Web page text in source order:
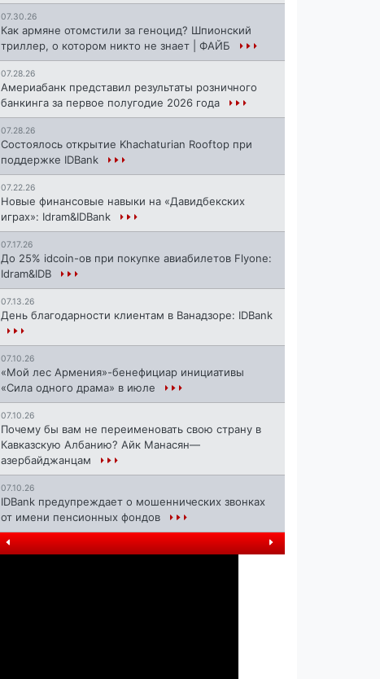
07.30.26
Как армяне отомстили за геноцид? Шпионский
триллер, о котором никто не знает | ФАЙБ
07.28.26
Америабанк представил результаты розничного
банкинга за первое полугодие 2026 года
07.28.26
Состоялось открытие Khachaturian Rooftop при
поддержке IDBank
07.22.26
Новые финансовые навыки на «Давидбекских
играх»: Idram&IDBank
07.17.26
До 25% idcoin-ов при покупке авиабилетов Flyone:
Idram&IDB
07.13.26
День благодарности клиентам в Ванадзоре: IDBank
07.10.26
«Мой лес Армения»-бенефициар инициативы
«Сила одного драма» в июле
07.10.26
Почему бы вам не переименовать свою страну в
Кавказскую Албанию? Айк Манасян—
азербайджанцам
07.10.26
IDBank предупреждает о мошеннических звонках
от имени пенсионных фондов